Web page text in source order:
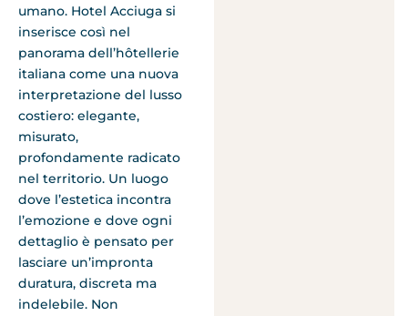
umano. Hotel Acciuga si
inserisce così nel
panorama dell’hôtellerie
italiana come una nuova
interpretazione del lusso
costiero: elegante,
misurato,
profondamente radicato
nel territorio. Un luogo
dove l’estetica incontra
l’emozione e dove ogni
dettaglio è pensato per
lasciare un’impronta
duratura, discreta ma
indelebile. Non